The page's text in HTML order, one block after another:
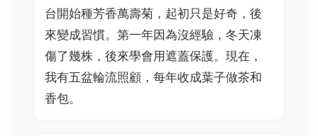
台開始種芳香萬壽菊，起初只是好奇，後
來變成習慣。第一年因為沒經驗，冬天凍
傷了幾株，後來學會用遮蓋保護。現在，
我有五盆輪流照顧，每年收成葉子做茶和
香包。